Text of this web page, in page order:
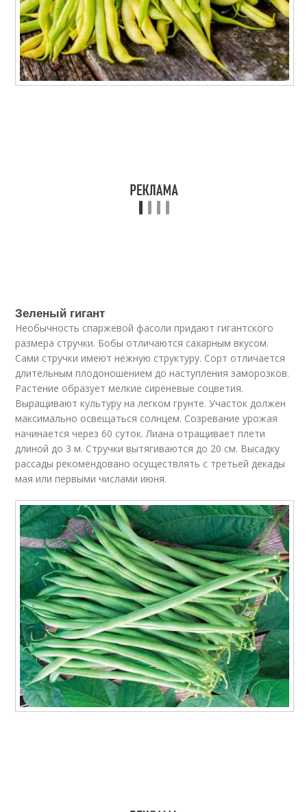
Зеленый гигант
Необычность спаржевой фасоли придают гигантского
размера стручки. Бобы отличаются сахарным вкусом.
Сами стручки имеют нежную структуру. Сорт отличается
длительным плодоношением до наступления заморозков.
Растение образует мелкие сиреневые соцветия.
Выращивают культуру на легком грунте. Участок должен
максимально освещаться солнцем. Созревание урожая
начинается через 60 суток. Лиана отращивает плети
длиной до 3 м. Стручки вытягиваются до 20 см. Высадку
рассады рекомендовано осуществлять с третьей декады
мая или первыми числами июня.